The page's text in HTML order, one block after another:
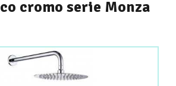
cromo serie Monza